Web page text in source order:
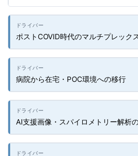
ポストCOVID時代のマルチプレック
病院から在宅・POC環境への移行
AI支援画像・スパイロメトリー解析